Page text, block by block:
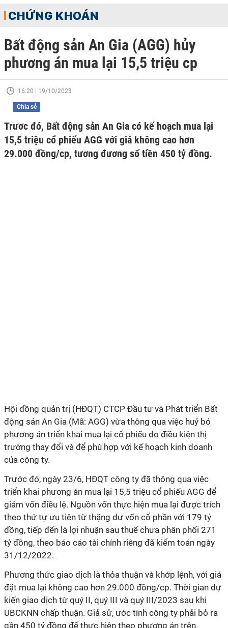
CHỨNG KHOÁN
Bất động sản An Gia (AGG) hủy
phương án mua lại 15,5 triệu cp
16:20 | 19/10/2023
Chia sẻ
Trươc đó, Bất động sản An Gia có kế hoạch mua lại
15,5 triệu cổ phiếu AGG với giá không cao hơn
29.000 đồng/cp, tương đương số tiền 450 tỷ đồng.
Hội đồng quản trị (HĐQT) CTCP Đầu tư và Phát triển Bất
động sản An Gia (Mã: AGG) vừa thông qua việc huỷ bỏ
phương án triển khai mua lại cổ phiếu do điều kiện thị
trường thay đổi và để phù hợp với kế hoạch kinh doanh
của công ty.
Trước đó, ngày 23/6, HĐQT công ty đã thông qua việc
triển khai phương án mua lại 15,5 triệu cổ phiếu AGG để
giảm vốn điều lệ. Nguồn vốn thực hiện mua lại được trích
theo thứ tự ưu tiên từ thặng dư vốn cổ phần với 179 tỷ
đồng, tiếp đến là lợi nhuận sau thuế chưa phân phối 271
tỷ đồng, theo báo cáo tài chính riêng đã kiểm toán ngày
31/12/2022.
Phương thức giao dịch là thỏa thuận và khớp lệnh, với giá
đặt mua lại không cao hơn 29.000 đồng/cp. Thời gian dự
kiến giao dịch từ quý II, quý III và quý III/2023 sau khi
UBCKNN chấp thuận. Giả sử, ước tính công ty phải bỏ ra
gần 450 tỷ đồng để thực hiện theo phương án trên.